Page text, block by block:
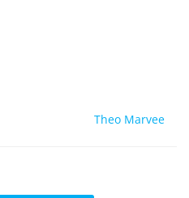
Theo Marvee